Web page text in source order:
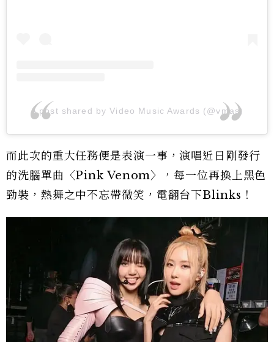
A post shared by Video Music Awards (@vmas)
而此次的重大任務便是表演一事，演唱近日剛發行
的洗腦單曲〈Pink Venom〉，每一位再換上黑色
勁裝，熱舞之中不忘帶微笑，電翻台下Blinks！